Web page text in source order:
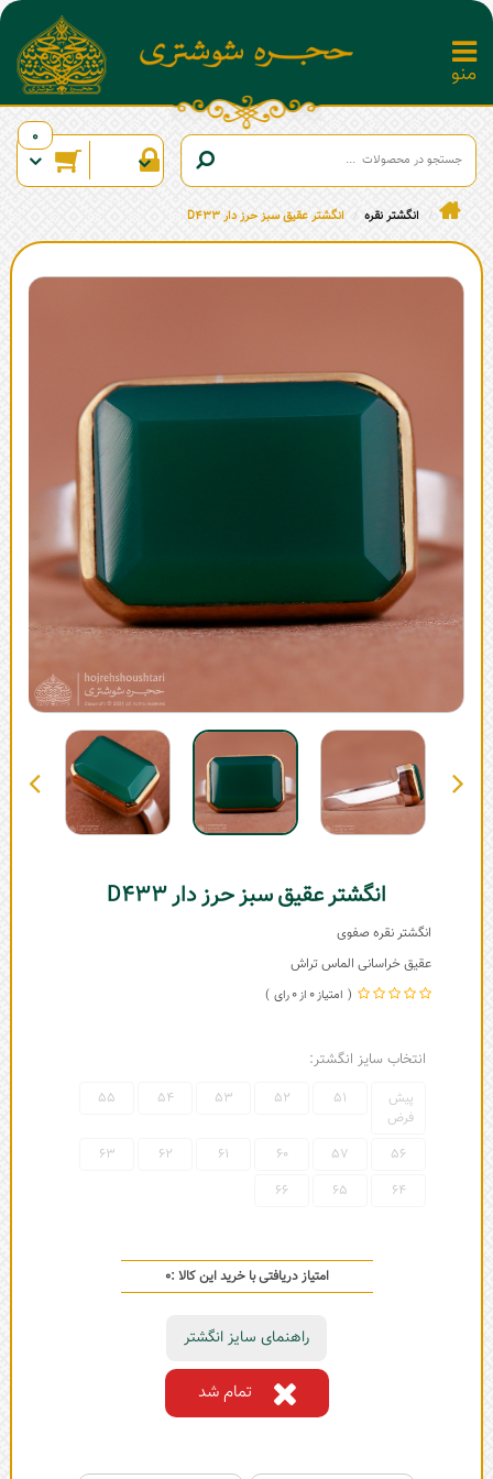
0
انگشتر نقره انگشتر عقیق سبز حرز دار D433
انگشتر عقیق سبز حرز دار D433
انگشتر نقره صفوی
عقیق خراسانی الماس تراش
0
0
انتخاب سایز انگشتر:
پیش
فرض
51
52
53
54
55
56
57
60
61
62
63
64
65
66
امتیاز دریافتی با خرید این کالا :0
راهنمای سایز انگشتر
تمام شد